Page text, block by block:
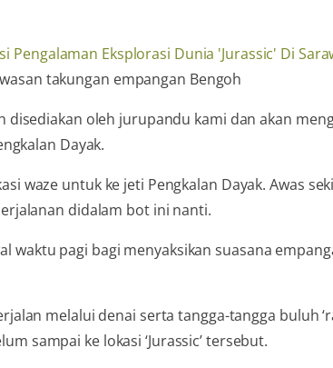
takungan empangan Bengoh
disediakan oleh jurupandu kami dan akan
Dayak.
waze untuk ke jeti Pengkalan Dayak. Awas
didalam bot ini nanti.
waktu pagi bagi menyaksikan suasana
melalui denai serta tangga-tangga buluh
sampai ke lokasi ‘Jurassic’ tersebut.